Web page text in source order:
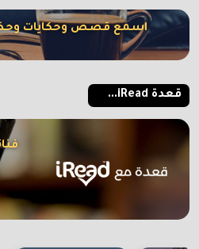
اسمع قصص وحكايات
قعدة iRead...